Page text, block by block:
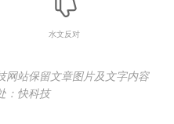
水文反对
网站保留文章图片及文字内容
：快科技